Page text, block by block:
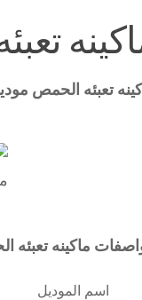
تعبئه الحمص موديل 905
ماكينه تعبئه
اسم الموديل